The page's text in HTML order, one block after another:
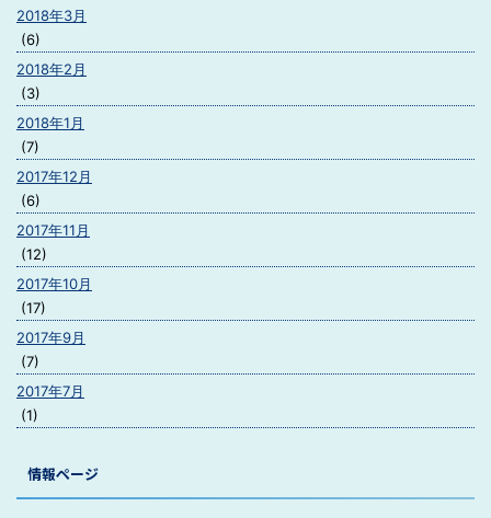
2018年3月
(6)
2018年2月
(3)
2018年1月
(7)
2017年12月
(6)
2017年11月
(12)
2017年10月
(17)
2017年9月
(7)
2017年7月
(1)
情報ページ